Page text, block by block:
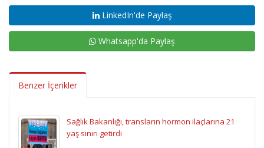
LinkedIn'de Paylaş
Whatsapp'da Paylaş
Benzer İçerikler
Sağlık Bakanlığı, transların hormon ilaçlarına 21
yaş sınırı getirdi